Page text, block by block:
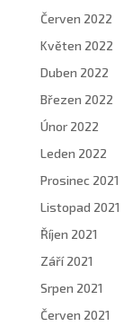
Červen 2022
Květen 2022
Duben 2022
Březen 2022
Únor 2022
Leden 2022
Prosinec 2021
Listopad 2021
Říjen 2021
Září 2021
Srpen 2021
Červen 2021